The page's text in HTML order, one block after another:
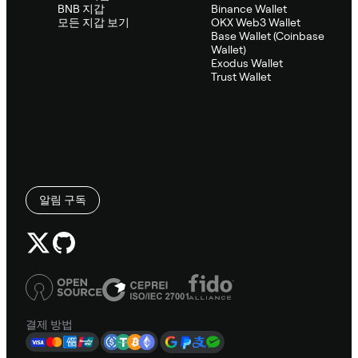
BNB 지갑
모든 지갑 보기
Binance Wallet
OKX Web3 Wallet
Base Wallet (Coinbase
Wallet)
Exodus Wallet
Trust Wallet
알림 구독
결제 방법